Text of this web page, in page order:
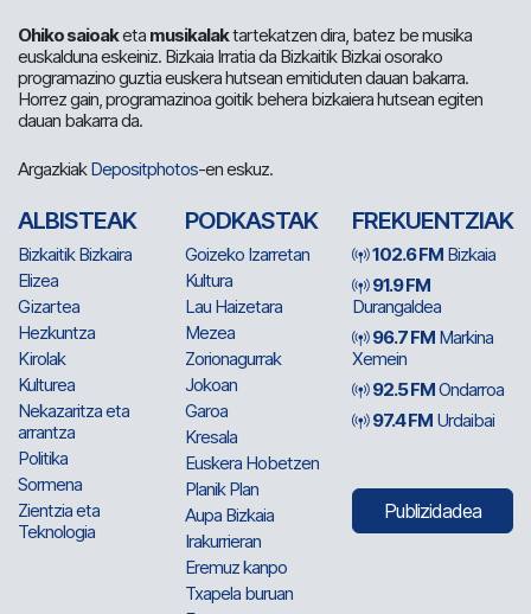
Ohiko saioaketa musikalaktartekatzen dira, batez be musika
euskalduna eskeiniz. Bizkaia Irratia da Bizkaitik Bizkai osorako
programazino guztia euskera hutsean emitiduten dauan bakarra.
Horrez gain, programazinoa goitik behera bizkaiera hutsean egiten
dauan bakarra da.
ArgazkiakDepositphotos-en eskuz.
ALBISTEAK
Bizkaitik Bizkaira
Elizea
Gizartea
Hezkuntza
Kirolak
Kulturea
Nekazaritza eta
arrantza
Politika
Sormena
Zientzia eta
Teknologia
PODKASTAK
Goizeko Izarretan
Kultura
Lau Haizetara
Mezea
Zorionagurrak
Jokoan
Garoa
Kresala
Euskera Hobetzen
Planik Plan
Aupa Bizkaia
Irakurrieran
Eremuz kanpo
Txapela buruan
FREKUENTZIAK
102.6 FM Bizkaia
91.9 FM
Durangaldea
96.7 FM Markina
Xemein
92.5 FMOndarroa
97.4 FM Urdaibai
Publizidadea